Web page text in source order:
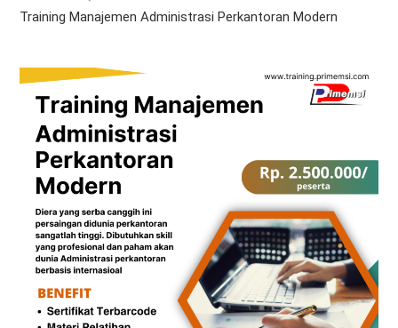
Training Manajemen Administrasi Perkantoran Modern